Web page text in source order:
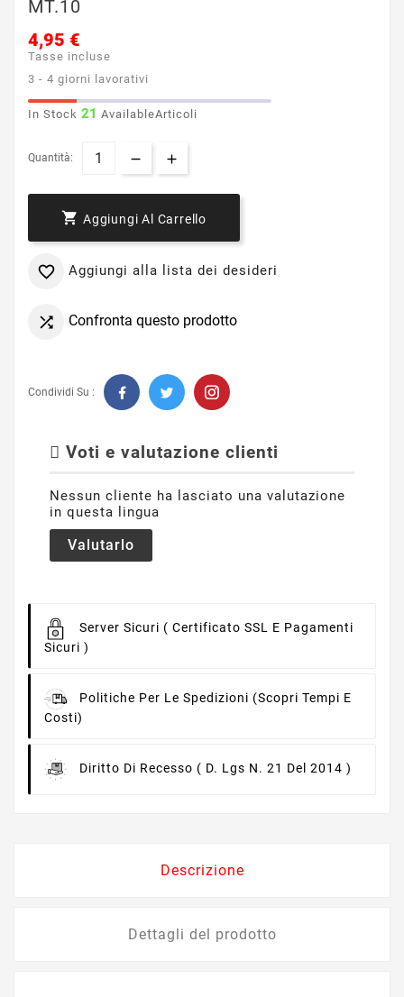
MT.10
4,95 €
Tasse incluse
3 - 4 giorni lavorativi
In Stock 21 AvailableArticoli
Quantità:
 Aggiungi Al Carrello
 Aggiungi alla lista dei desideri
 Confronta questo prodotto
Condividi Su :
Voti e valutazione clienti
Nessun cliente ha lasciato una valutazione
in questa lingua
Valutarlo
Server Sicuri ( Certificato SSL E Pagamenti
Sicuri )
Politiche Per Le Spedizioni (scopri Tempi E
Costi)
Diritto Di Recesso ( D. Lgs N. 21 Del 2014 )
Descrizione
Dettagli del prodotto